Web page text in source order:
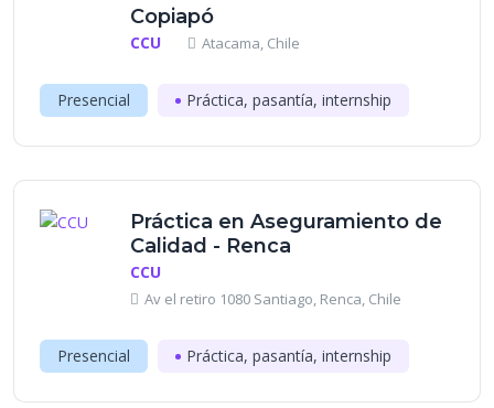
Copiapó
CCU Atacama, Chile
Presencial Práctica, pasantía, internship
Práctica en Aseguramiento de
Calidad - Renca
CCU
Av el retiro 1080 Santiago, Renca, Chile
Presencial Práctica, pasantía, internship